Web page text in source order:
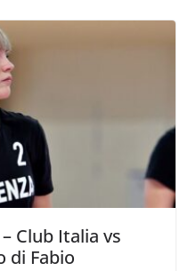
Club Italia vs
di Fabio